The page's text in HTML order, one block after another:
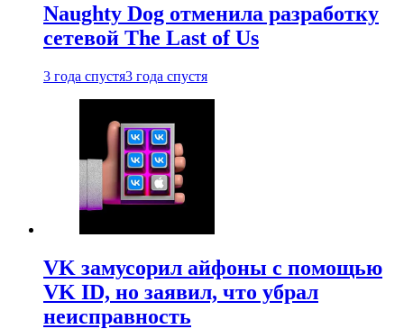
Naughty Dog отменила разработку
сетевой The Last of Us
3 года спустя3 года спустя
VK замусорил айфоны с помощью
VK ID, но заявил, что убрал
неисправность